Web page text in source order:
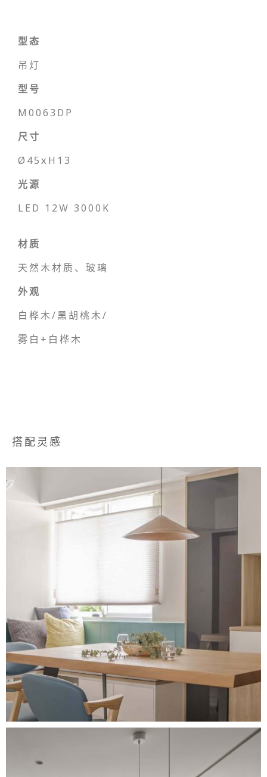
型态
吊灯
型号
M0063DP
尺寸
Ø45xH13
光源
LED 12W 3000K
材质
天然木材质、玻璃
外观
白桦木/黑胡桃木/
雾白+白桦木
搭配灵感